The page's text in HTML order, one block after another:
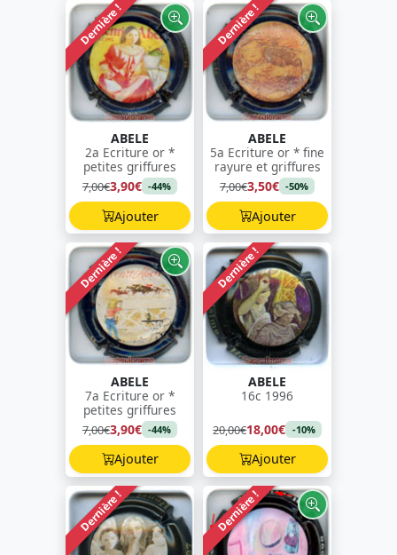
Dernière !
ABELE
2a Ecriture or *
petites griffures
7,00€3,90€ -44%
Ajouter
Dernière !
ABELE
5a Ecriture or * fine
rayure et griffures
7,00€3,50€ -50%
Ajouter
Dernière !
ABELE
7a Ecriture or *
petites griffures
7,00€3,90€ -44%
Ajouter
Dernière !
ABELE
16c 1996
20,00€18,00€ -10%
Ajouter
Dernière ! Dernière !